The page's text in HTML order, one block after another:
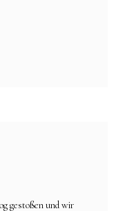
gestoßen und wir